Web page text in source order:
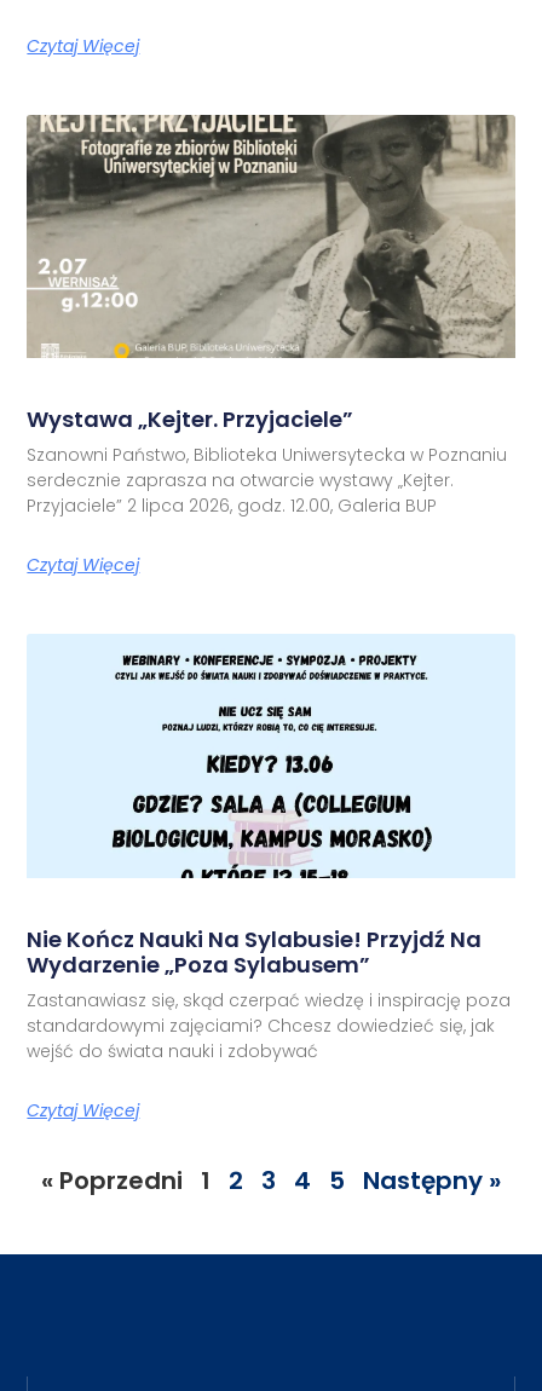
Czytaj Więcej
Wystawa „Kejter. Przyjaciele”
Szanowni Państwo, Biblioteka Uniwersytecka w Poznaniu
serdecznie zaprasza na otwarcie wystawy „Kejter.
Przyjaciele” 2 lipca 2026, godz. 12.00, Galeria BUP
Czytaj Więcej
Nie Kończ Nauki Na Sylabusie! Przyjdź Na
Wydarzenie „Poza Sylabusem”
Zastanawiasz się, skąd czerpać wiedzę i inspirację poza
standardowymi zajęciami? Chcesz dowiedzieć się, jak
wejść do świata nauki i zdobywać
Czytaj Więcej
« Poprzedni 1 2 3 4 5 Następny »